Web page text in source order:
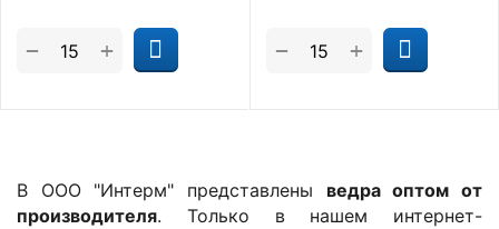
В ООО "Интерм" представлены ведра оптом от
производителя. Только в нашем интернет-
+
− +
−